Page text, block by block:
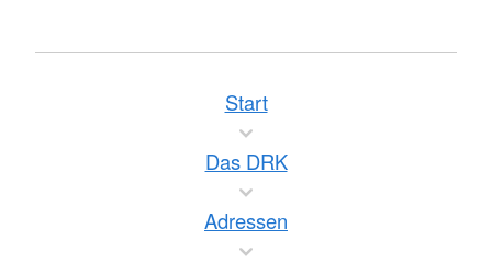
Start
Das DRK
Adressen